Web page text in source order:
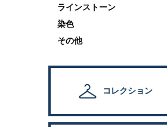
ラインストーン
染色
その他
コレクション